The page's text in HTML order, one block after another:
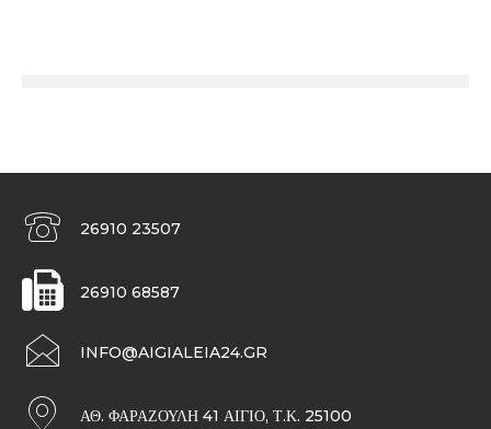
26910 23507
26910 68587
INFO@AIGIALEIA24.GR
ΑΘ. ΦΑΡΑΖΟΥΛΉ 41 ΑΊΓΙΟ, Τ.Κ. 25100